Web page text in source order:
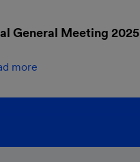
General Meeting 2025
more